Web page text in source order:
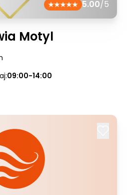
5.00/5
Motyl
09:00-14:00